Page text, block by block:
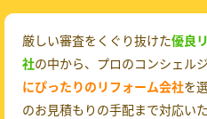
厳しい審査をくぐり抜けた優良
社の中から、プロのコンシェル
にぴったりのリフォーム会社を
のお見積もりの手配まで対応い